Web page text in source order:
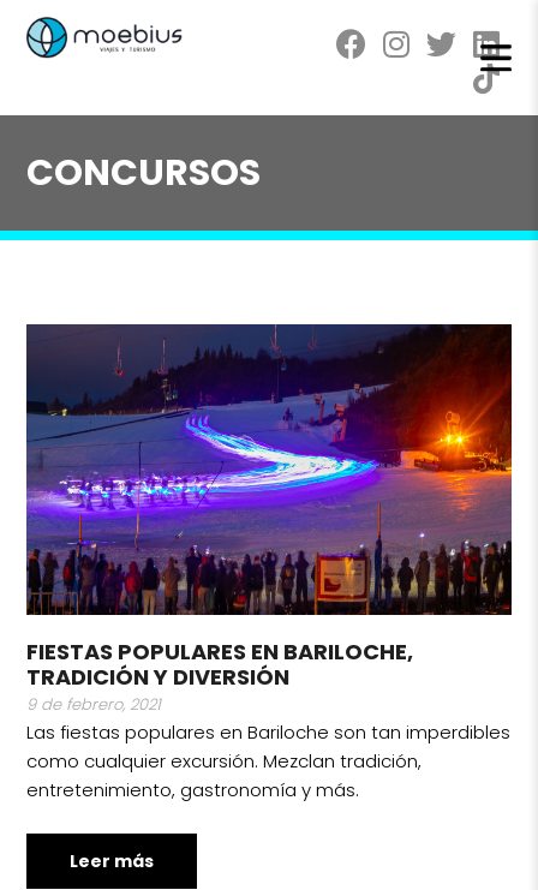
CONCURSOS
FIESTAS POPULARES EN BARILOCHE,
TRADICIÓN Y DIVERSIÓN
9 de febrero, 2021
Las fiestas populares en Bariloche son tan imperdibles
como cualquier excursión. Mezclan tradición,
entretenimiento, gastronomía y más.
Leer más